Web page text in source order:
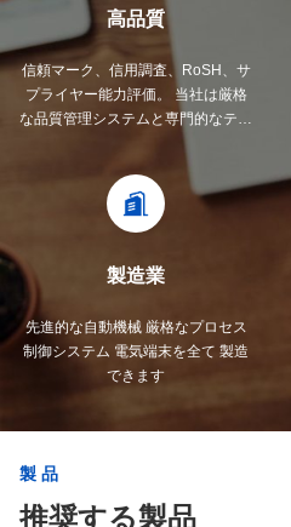
高品質
信頼マーク、信用調査、RoSH、サ
プライヤー能力評価。 当社は厳格
な品質管理システムと専門的なテス
製造業
先進的な自動機械 厳格なプロセス
制御システム 電気端末を全て 製造
できます
製品
推奨する製品